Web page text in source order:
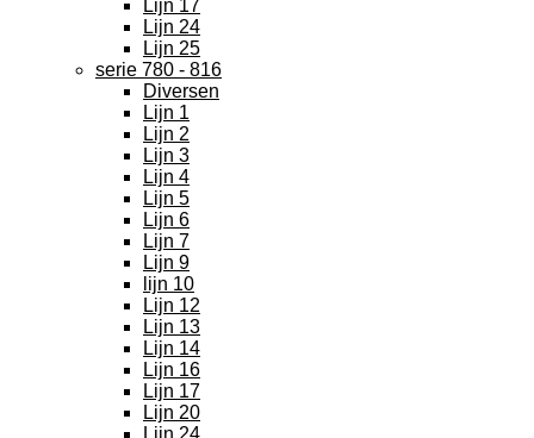
Lijn 17
Lijn 24
Lijn 25
serie 780 - 816
Diversen
Lijn 1
Lijn 2
Lijn 3
Lijn 4
Lijn 5
Lijn 6
Lijn 7
Lijn 9
lijn 10
Lijn 12
Lijn 13
Lijn 14
Lijn 16
Lijn 17
Lijn 20
Lijn 24